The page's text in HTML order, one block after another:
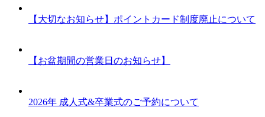
【大切なお知らせ】ポイントカード制度廃止について
【お盆期間の営業日のお知らせ】
2026年 成人式&卒業式のご予約について